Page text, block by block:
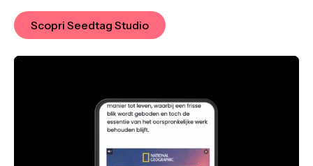
Scopri Seedtag Studio